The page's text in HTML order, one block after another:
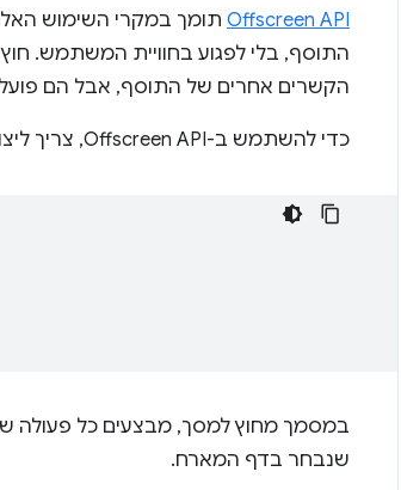
Offscreen API תומך במקרי השימוש
הקשרים אחרים של התוסף, אבל הם
כדי להשתמש ב-Offscreen API, צריך ליצור מסמך מחוץ למסך מתוך ה-service worker.
במסמך מחוץ למסך, מבצעים כל פעולה
שנבחר בדף המארח.